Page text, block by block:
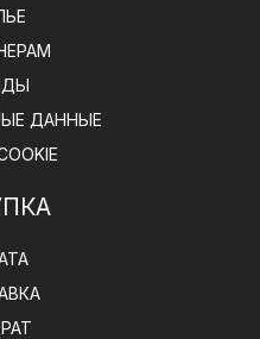
ДАННЫЕ